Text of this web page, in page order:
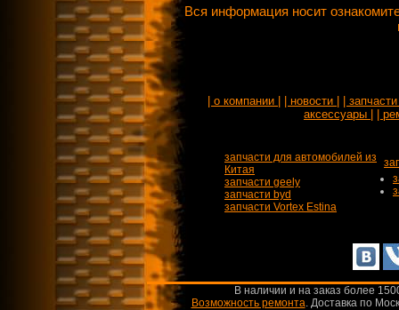
Вся информация носит
| о компании | | новости |
|
аксессуары |
|
запчасти для автомобилей из
Китая
запчасти geely
запчасти byd
запчасти Vortex Estina
В наличии и на заказ более
Возможность ремонта.Доставка по